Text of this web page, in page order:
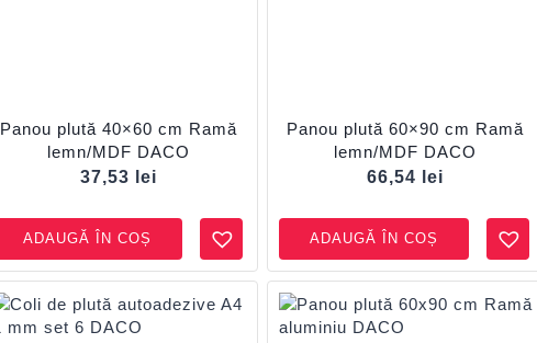
Panou plută 40×60 cm Ramă
lemn/MDF DACO
37,53
lei
ADAUGĂ ÎN COȘ
Panou plută 60×90 cm Ramă
lemn/MDF DACO
66,54
lei
ADAUGĂ ÎN COȘ